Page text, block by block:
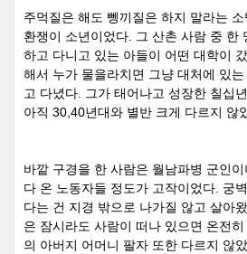
주먹질은 해도 뼁끼질은 하지 말라는
환쟁이 소년이었다. 그 산촌 사람 중 한
하고 다니고 있는 아들이 어떤 대학이
해서 누가 물을라치면 그냥 대처에 있
고 다녔다. 그가 태어나고 성장한 칠십
아직 30,40년대와 별반 크게 다르지 않
바깥 구경을 한 사람은 월남파병 군인
다 온 노동자들 정도가 고작이었다. 궁
다는 건 지경 밖으로 나가질 않고 살아
은 잠시라도 사람이 떠나 있으면 온전
의 아버지 어머니 팔자 또한 다르지 않